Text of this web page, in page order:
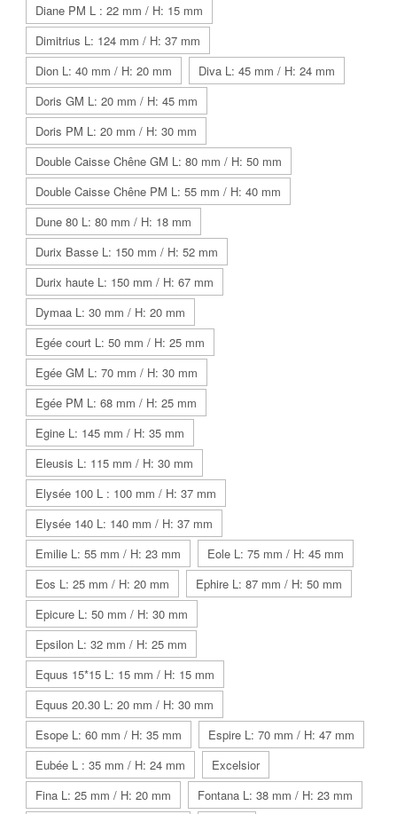
Diane PM L : 22 mm / H: 15 mm
Dimitrius L: 124 mm / H: 37 mm
Dion L: 40 mm / H: 20 mm
Diva L: 45 mm / H: 24 mm
Doris GM L: 20 mm / H: 45 mm
Doris PM L: 20 mm / H: 30 mm
Double Caisse Chêne GM L: 80 mm / H: 50 mm
Double Caisse Chêne PM L: 55 mm / H: 40 mm
Dune 80 L: 80 mm / H: 18 mm
Durix Basse L: 150 mm / H: 52 mm
Durix haute L: 150 mm / H: 67 mm
Dymaa L: 30 mm / H: 20 mm
Egée court L: 50 mm / H: 25 mm
Egée GM L: 70 mm / H: 30 mm
Egée PM L: 68 mm / H: 25 mm
Egine L: 145 mm / H: 35 mm
Eleusis L: 115 mm / H: 30 mm
Elysée 100 L : 100 mm / H: 37 mm
Elysée 140 L: 140 mm / H: 37 mm
Emilie L: 55 mm / H: 23 mm
Eole L: 75 mm / H: 45 mm
Eos L: 25 mm / H: 20 mm
Ephire L: 87 mm / H: 50 mm
Epicure L: 50 mm / H: 30 mm
Epsilon L: 32 mm / H: 25 mm
Equus 15*15 L: 15 mm / H: 15 mm
Equus 20.30 L: 20 mm / H: 30 mm
Esope L: 60 mm / H: 35 mm
Espire L: 70 mm / H: 47 mm
Eubée L : 35 mm / H: 24 mm
Excelsior
Fina L: 25 mm / H: 20 mm
Fontana L: 38 mm / H: 23 mm